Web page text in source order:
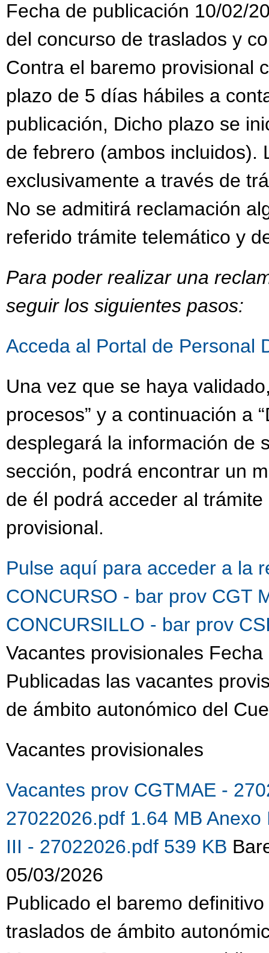
Fecha de publicación 10/02/
del concurso de traslados y
Contra el baremo provisional
plazo de 5 días hábiles a
publicación, Dicho plazo se
de febrero (ambos incluidos).
exclusivamente a través de
No se admitirá reclamación
referido trámite telemático y
Para poder realizar una
seguir los siguientes pasos:
Acceda al Portal de Personal
Una vez que se haya
procesos” y a continuación a
desplegará la información de
sección, podrá encontrar un
de él podrá acceder al
provisional.
Pulse aquí para acceder a la
CONCURSO - bar prov CGT
CONCURSILLO - bar prov
Vacantes provisionales
Publicadas las vacantes
de ámbito autonómico del
Vacantes provisionales
Vacantes prov CGTMAE -
27022026.pdf 1.64 MB Anexo
III - 27022026.pdf 539 KB
05/03/2026
Publicado el baremo
traslados de ámbito